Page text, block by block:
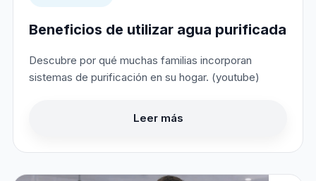
Beneficios de utilizar agua purificada
Descubre por qué muchas familias incorporan
sistemas de purificación en su hogar. (youtube)
Leer más